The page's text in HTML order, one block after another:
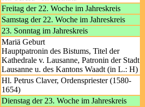
Freitag der 22. Woche im Jahreskreis
Samstag der 22. Woche im Jahreskreis
23. Sonntag im Jahreskreis
Mariä Geburt
Hauptpatronin des Bistums, Titel der
Kathedrale v. Lausanne, Patronin der Stadt
Lausanne u. des Kantons Waadt (in L.: H)
Hl. Petrus Claver, Ordenspriester (1580-
1654)
Dienstag der 23. Woche im Jahreskreis